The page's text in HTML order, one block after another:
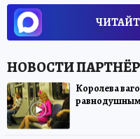
Королева